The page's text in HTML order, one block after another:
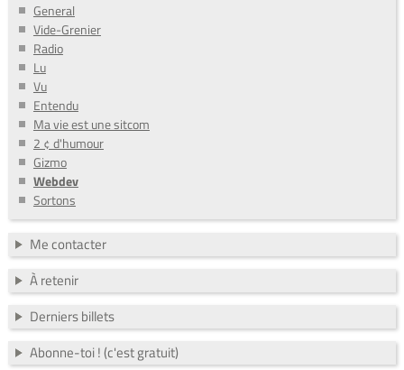
General
Vide-Grenier
Radio
Lu
Vu
Entendu
Ma vie est une sitcom
2 ¢ d'humour
Gizmo
Webdev
Sortons
Me contacter
À retenir
Derniers billets
Abonne-toi ! (c'est gratuit)